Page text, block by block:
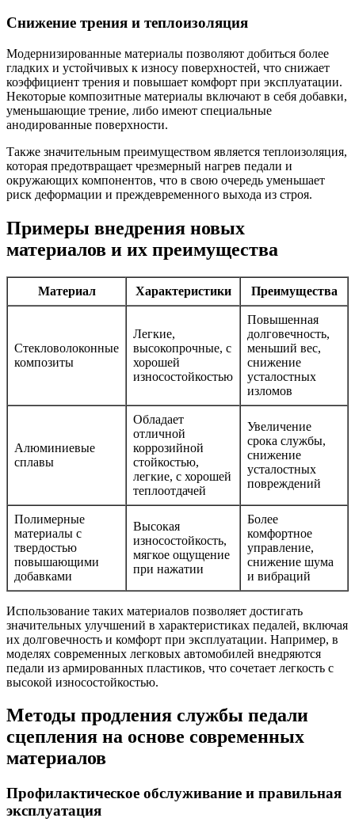
Снижение трения и теплоизоляция
Модернизированные материалы позволяют добиться более
гладких и устойчивых к износу поверхностей, что снижает
коэффициент трения и повышает комфорт при эксплуатации.
Некоторые композитные материалы включают в себя добавки,
уменьшающие трение, либо имеют специальные
анодированные поверхности.
Также значительным преимуществом является теплоизоляция,
которая предотвращает чрезмерный нагрев педали и
окружающих компонентов, что в свою очередь уменьшает
риск деформации и преждевременного выхода из строя.
Примеры внедрения новых
материалов и их преимущества
Материал Характеристики Преимущества
Стекловолоконные
композиты
Легкие,
высокопрочные, с
хорошей
износостойкостью
Повышенная
долговечность,
меньший вес,
снижение
усталостных
изломов
Алюминиевые
сплавы
Обладает
отличной
коррозийной
стойкостью,
легкие, с хорошей
теплоотдачей
Увеличение
срока службы,
снижение
усталостных
повреждений
Полимерные
материалы с
твердостью
повышающими
добавками
Высокая
износостойкость,
мягкое ощущение
при нажатии
Более
комфортное
управление,
снижение шума
и вибраций
Использование таких материалов позволяет достигать
значительных улучшений в характеристиках педалей, включая
их долговечность и комфорт при эксплуатации. Например, в
моделях современных легковых автомобилей внедряются
педали из армированных пластиков, что сочетает легкость с
высокой износостойкостью.
Методы продления службы педали
сцепления на основе современных
материалов
Профилактическое обслуживание и правильная
эксплуатация